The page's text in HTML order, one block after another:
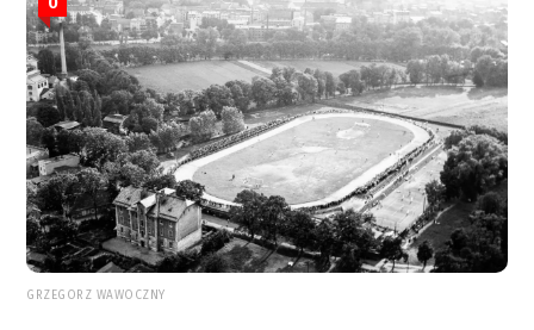
GRZEGORZ WAWOCZNY